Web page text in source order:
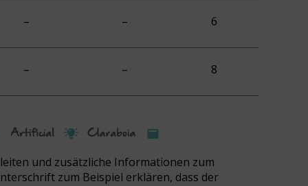
– – 6
– – 8
und zusätzliche Informationen zum
zum Beispiel erklären, dass der